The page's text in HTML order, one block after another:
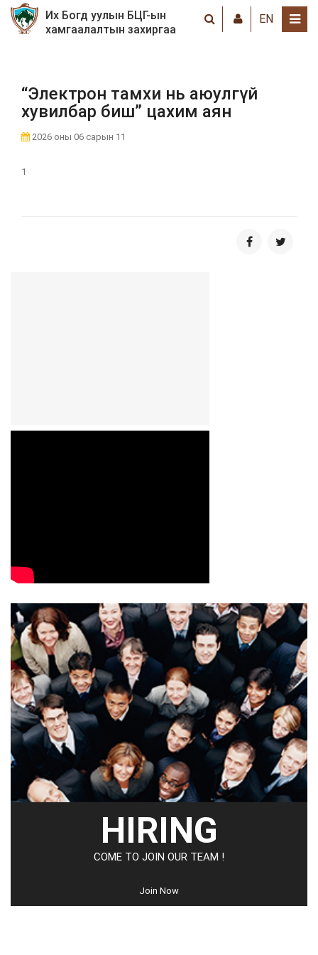
Их Богд уулын БЦГ-ын
хамгаалалтын захиргаа
EN
“Электрон тамхи нь аюулгүй
хувилбар биш” цахим аян
2026 оны 06 сарын 11
1
HIRING
COME TO JOIN OUR TEAM !
Join Now